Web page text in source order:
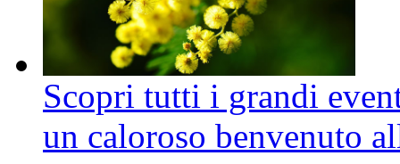
Scopri tutti i grandi
un caloroso benvenuto